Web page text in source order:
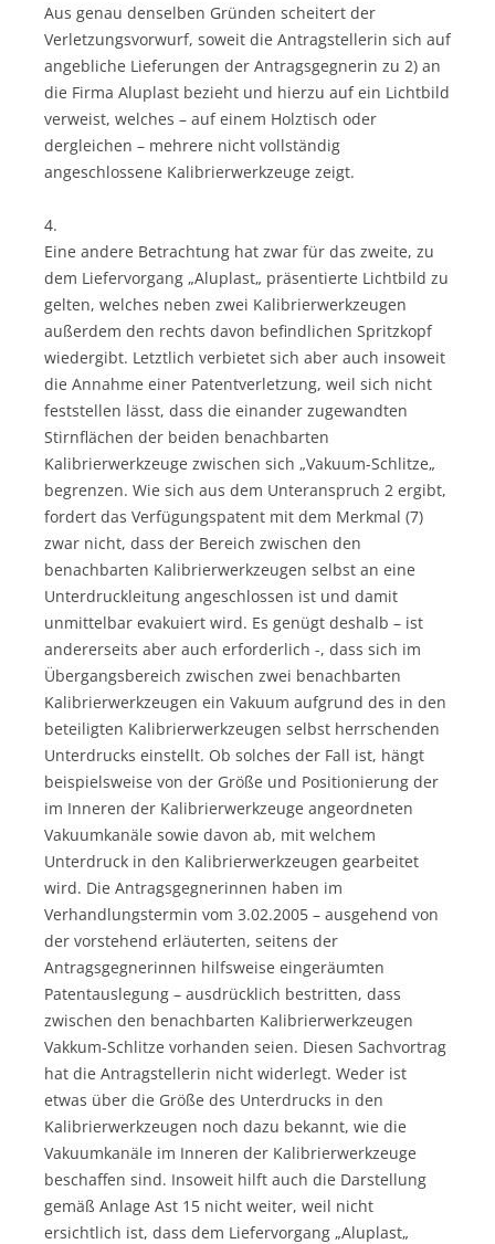
Aus genau denselben Gründen scheitert der
Verletzungsvorwurf, soweit die Antragstellerin sich auf
angebliche Lieferungen der Antragsgegnerin zu 2) an
die Firma Aluplast bezieht und hierzu auf ein Lichtbild
verweist, welches – auf einem Holztisch oder
dergleichen – mehrere nicht vollständig
angeschlossene Kalibrierwerkzeuge zeigt.
4.
Eine andere Betrachtung hat zwar für das zweite, zu
dem Liefervorgang „Aluplast„ präsentierte Lichtbild zu
gelten, welches neben zwei Kalibrierwerkzeugen
außerdem den rechts davon befindlichen Spritzkopf
wiedergibt. Letztlich verbietet sich aber auch insoweit
die Annahme einer Patentverletzung, weil sich nicht
feststellen lässt, dass die einander zugewandten
Stirnflächen der beiden benachbarten
Kalibrierwerkzeuge zwischen sich „Vakuum-Schlitze„
begrenzen. Wie sich aus dem Unteranspruch 2 ergibt,
fordert das Verfügungspatent mit dem Merkmal (7)
zwar nicht, dass der Bereich zwischen den
benachbarten Kalibrierwerkzeugen selbst an eine
Unterdruckleitung angeschlossen ist und damit
unmittelbar evakuiert wird. Es genügt deshalb – ist
andererseits aber auch erforderlich -, dass sich im
Übergangsbereich zwischen zwei benachbarten
Kalibrierwerkzeugen ein Vakuum aufgrund des in den
beteiligten Kalibrierwerkzeugen selbst herrschenden
Unterdrucks einstellt. Ob solches der Fall ist, hängt
beispielsweise von der Größe und Positionierung der
im Inneren der Kalibrierwerkzeuge angeordneten
Vakuumkanäle sowie davon ab, mit welchem
Unterdruck in den Kalibrierwerkzeugen gearbeitet
wird. Die Antragsgegnerinnen haben im
Verhandlungstermin vom 3.02.2005 – ausgehend von
der vorstehend erläuterten, seitens der
Antragsgegnerinnen hilfsweise eingeräumten
Patentauslegung – ausdrücklich bestritten, dass
zwischen den benachbarten Kalibrierwerkzeugen
Vakkum-Schlitze vorhanden seien. Diesen Sachvortrag
hat die Antragstellerin nicht widerlegt. Weder ist
etwas über die Größe des Unterdrucks in den
Kalibrierwerkzeugen noch dazu bekannt, wie die
Vakuumkanäle im Inneren der Kalibrierwerkzeuge
beschaffen sind. Insoweit hilft auch die Darstellung
gemäß Anlage Ast 15 nicht weiter, weil nicht
ersichtlich ist, dass dem Liefervorgang „Aluplast„